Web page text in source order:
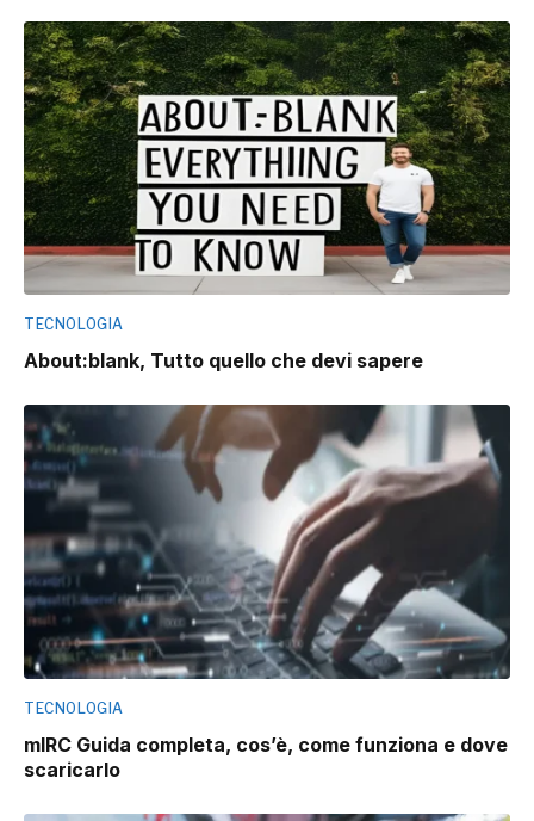
TECNOLOGIA
About:blank, Tutto quello che devi sapere
TECNOLOGIA
mIRC Guida completa, cos’è, come funziona e dove
scaricarlo